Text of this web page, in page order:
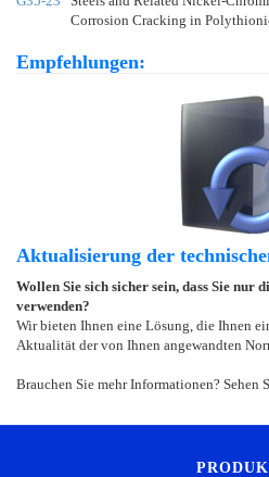
Corrosion Cracking in
Empfehlungen:
Aktualisierung der
Wollen Sie sich sicher sein, dass Sie nur
verwenden?
Wir bieten Ihnen eine Lösung, die Ihnen
Aktualität der von Ihnen angewandten
Brauchen Sie mehr Informationen? Sehen